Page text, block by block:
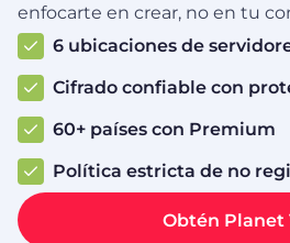
enfocarte en crear, no en tu
6 ubicaciones de
Cifrado confiable con
60+ países con Premium
Política estricta de no
Obtén Planet